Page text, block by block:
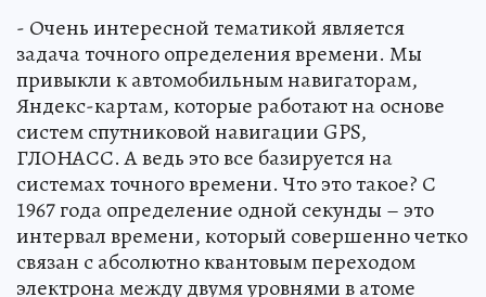
- Очень интересной тематикой является
задача точного определения времени. Мы
привыкли к автомобильным навигаторам,
Яндекс-картам, которые работают на основе
систем спутниковой навигации GPS,
ГЛОНАСС. А ведь это все базируется на
системах точного времени. Что это такое? С
1967 года определение одной секунды – это
интервал времени, который совершенно четко
связан с абсолютно квантовым переходом
электрона между двумя уровнями в атоме